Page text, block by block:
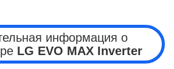
информация о
LG EVO MAX Inverter